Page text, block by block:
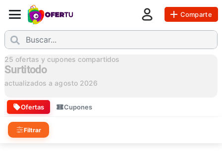
Comparte
25 ofertas y cupones compartidos
Surtitodo
actualizados a agosto 2026
Ofertas Cupones
Filtrar